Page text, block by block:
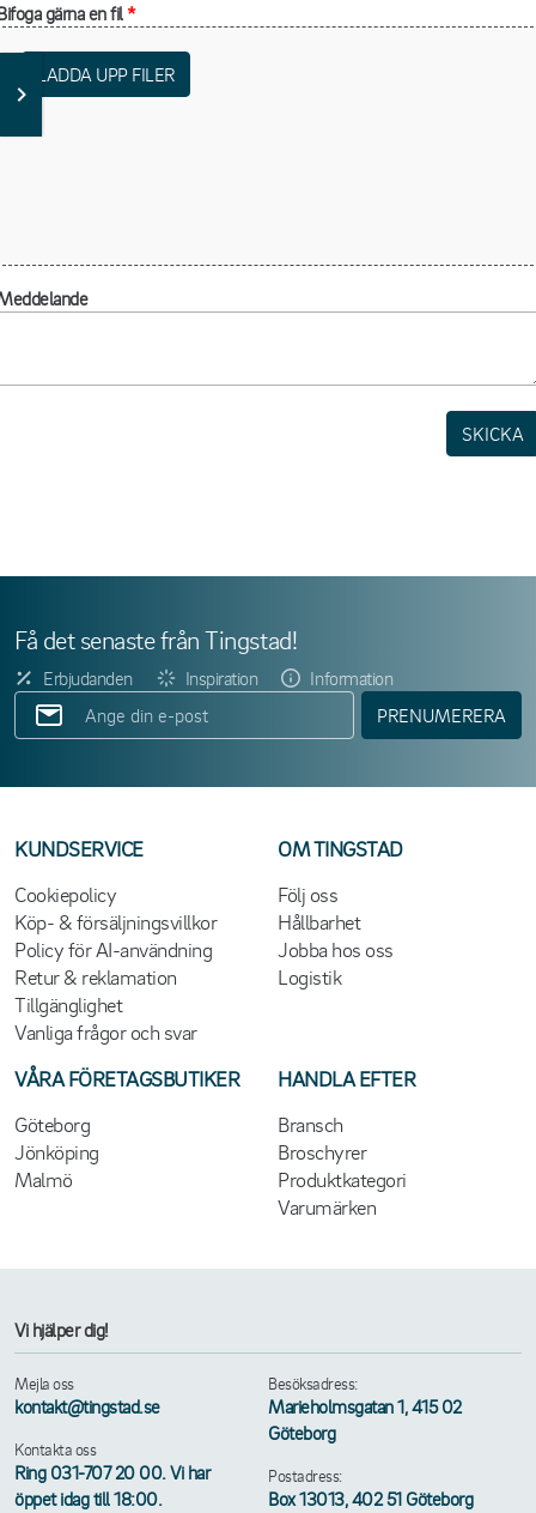
gärna en fil *
LADDA UPP FILER
SKICKA
Få det senaste från Tingstad!
Erbjudanden Inspiration
Information
PRENUMERERA
KUNDSERVICE
Cookiepolicy
Köp- & försäljningsvillkor
Policy för AI-användning
Retur & reklamation
Tillgänglighet
Vanliga frågor och svar
OM TINGSTAD
Följ oss
Hållbarhet
Jobba hos oss
Logistik
VÅRA FÖRETAGSBUTIKER
Göteborg
Jönköping
Malmö
HANDLA EFTER
Bransch
Broschyrer
Produktkategori
Varumärken
Vi hjälper dig!
Mejla oss
kontakt@tingstad.se
Kontakta oss
Ring 031-707 20 00. Vi har
öppet idag till 18:00.
Besöksadress:
Marieholmsgatan 1, 415 02
Göteborg
Postadress:
Box 13013, 402 51 Göteborg